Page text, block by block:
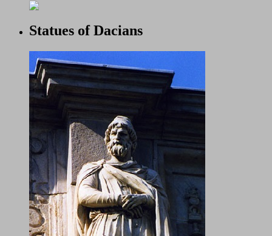
Statues of Dacians